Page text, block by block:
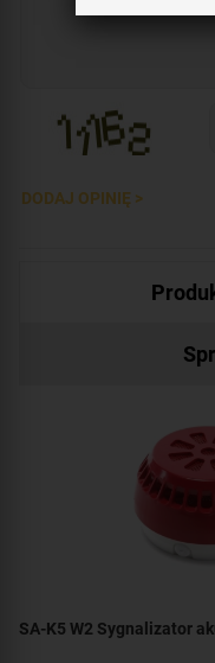
DODAJ OPINIĘ >
SA-K5 W2 Sygnalizator